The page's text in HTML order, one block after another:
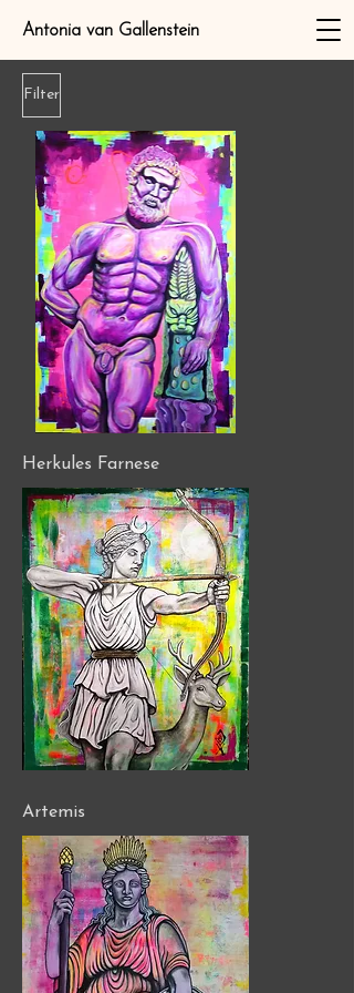
Antonia van Gallenstein
Filter
Herkules Farnese
Artemis